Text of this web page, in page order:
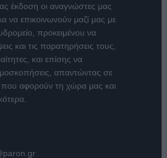
έκδοση οι αναγνώστες μας
να επικοινωνούν μαζί μας με
προκειμένου να
και τις παρατηρήσεις τους,
και επίσης να
απαντώντας σε
που αφορούν τη χώρα μας και